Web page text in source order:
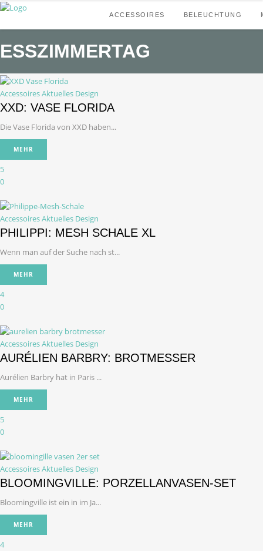
ACCESSOIRES BELEUCHTUNG
ESSZIMMERTAG
AccessoiresAktuelles Design
XXD: VASE FLORIDA
Die Vase Florida von XXD haben...
MEHR
5
0
AccessoiresAktuelles Design
PHILIPPI: MESH SCHALE XL
Wenn man auf der Suche nach st...
MEHR
4
0
AccessoiresAktuelles Design
AURÉLIEN BARBRY: BROTMESSER
Aurélien Barbry hat in Paris ...
MEHR
5
0
AccessoiresAktuelles Design
BLOOMINGVILLE: PORZELLANVASEN-SET
Bloomingville ist ein in im Ja...
MEHR
4